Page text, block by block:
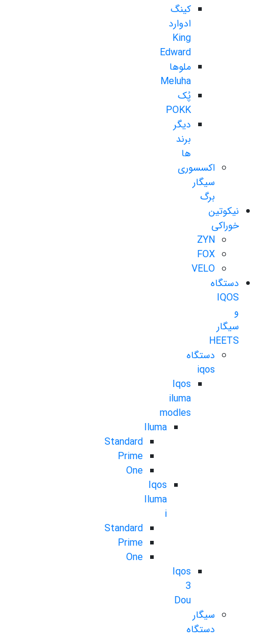
کینگ
ادوارد
King
Edward
ملوها
Meluha
پُک
POKK
دیگر
برند
ها
اکسسوری
سیگار
برگ
نیکوتین
خوراکی
ZYN
FOX
VELO
دستگاه
IQOS
و
سیگار
HEETS
دستگاه
iqos
Iqos
iluma
modles
Iluma
Standard
Prime
One
Iqos
Iluma
i
Standard
Prime
One
Iqos
3
Dou
سیگار
دستگاه